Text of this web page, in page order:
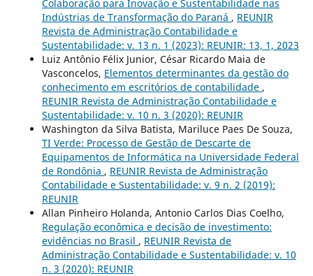
Colaboração para Inovação e Sustentabilidade nas
Indústrias de Transformação do Paraná , REUNIR
Revista de Administração Contabilidade e
Sustentabilidade: v. 13 n. 1 (2023): REUNIR: 13, 1, 2023
Luiz Antônio Félix Junior, César Ricardo Maia de
Vasconcelos, Elementos determinantes da gestão do
conhecimento em escritórios de contabilidade ,
REUNIR Revista de Administração Contabilidade e
Sustentabilidade: v. 10 n. 3 (2020): REUNIR
Washington da Silva Batista, Mariluce Paes De Souza,
TI Verde: Processo de Gestão de Descarte de
Equipamentos de Informática na Universidade Federal
de Rondônia , REUNIR Revista de Administração
Contabilidade e Sustentabilidade: v. 9 n. 2 (2019):
REUNIR
Allan Pinheiro Holanda, Antonio Carlos Dias Coelho,
Regulação econômica e decisão de investimento:
evidências no Brasil , REUNIR Revista de
Administração Contabilidade e Sustentabilidade: v. 10
n. 3 (2020): REUNIR